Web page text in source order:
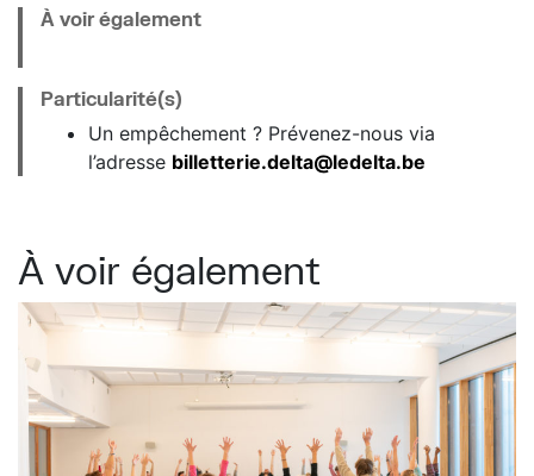
À voir également
Particularité(s)
Un empêchement ? Prévenez-nous via
l’adresse billetterie.delta@ledelta.be
À voir également